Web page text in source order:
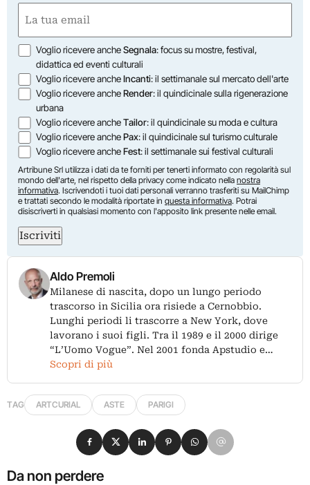
First
(Required)
Opzioni
Voglio ricevere ancheSegnala: focus su mostre, festival,
didattica ed eventi culturali
Voglio ricevere ancheIncanti: il settimanale sul mercato dell'arte
Voglio ricevere ancheRender: il quindicinale sulla rigenerazione
urbana
Voglio ricevere ancheTailor: il quindicinale su moda e cultura
Voglio ricevere anchePax: il quindicinale sul turismo culturale
Voglio ricevere ancheFest: il settimanale sui festival culturali
Artribune Srl utilizza i dati da te forniti per tenerti informato con regolarità sul
mondo dell'arte, nel rispetto della privacy come indicato nella nostra
informativa. Iscrivendoti i tuoi dati personali verranno trasferiti su MailChimp
e trattati secondo le modalità riportate in questa informativa. Potrai
disiscriverti in qualsiasi momento con l'apposito link presente nelle email.
Iscriviti
Aldo Premoli
Milanese di nascita, dopo un lungo periodo
trascorso in Sicilia ora risiede a Cernobbio.
Lunghi periodi li trascorre a New York, dove
lavorano i suoi figli. Tra il 1989 e il 2000 dirige
“L’Uomo Vogue”. Nel 2001 fonda Apstudio e…
Scopri di più
TAG ARTCURIAL ASTE PARIGI
Da non perdere
Condividi su Facebook
Condividi su X
Condividi su LinkedIn
Condividi su Pinterest
Condividi su WhatsApp
Condividi su Email